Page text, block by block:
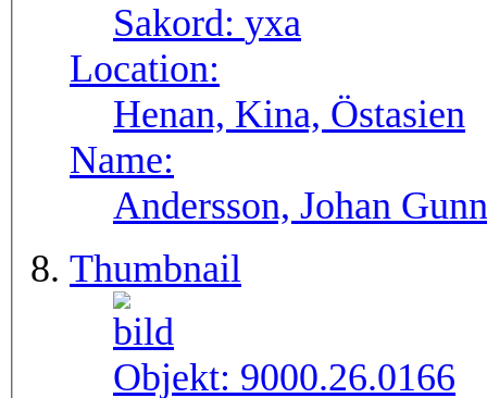
Sakord: yxa
Location:
Henan, Kina, Östasien
Name:
Andersson, Johan
Thumbnail
Objekt: 9000.26.0166